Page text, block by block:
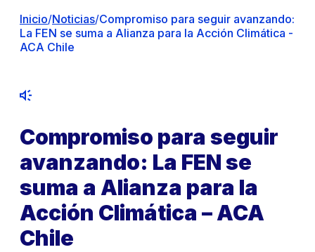
Inicio/Noticias/Compromiso para seguir avanzando:
La FEN se suma a Alianza para la Acción Climática -
ACA Chile
Compromiso para seguir
avanzando: La FEN se
suma a Alianza para la
Acción Climática – ACA
Chile